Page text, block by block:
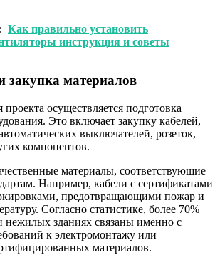
Как правильно установить
инструкция и советы
закупка материалов
осуществляется подготовка
Это включает закупку кабелей,
выключателей, розеток,
компонентов.
материалы, соответствующие
Например, кабели с сертификатами
предотвращающими пожар и
Согласно статистике, более 70%
зданиях связаны именно с
к электромонтажу или
материалов.